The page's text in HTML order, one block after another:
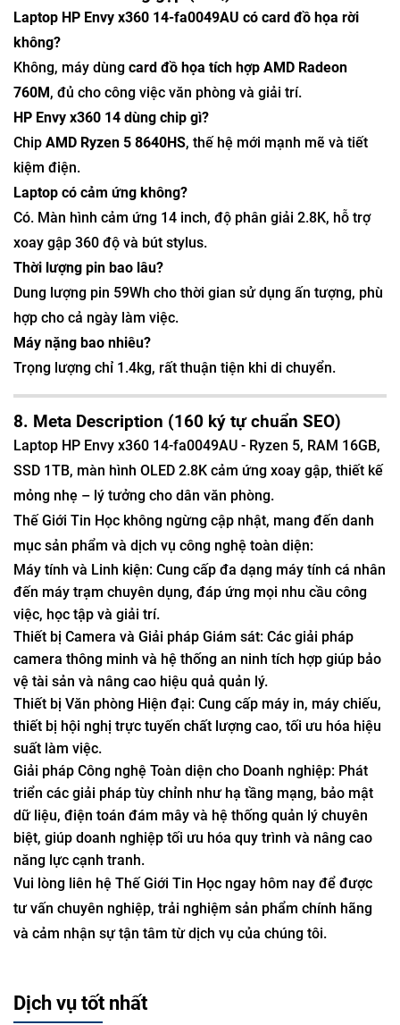
Laptop HP Envy x360 14-fa0049AU có card đồ họa rời
không?
Không, máy dùng card đồ họa tích hợp AMD Radeon
760M, đủ cho công việc văn phòng và giải trí.
HP Envy x360 14 dùng chip gì?
Chip AMD Ryzen 5 8640HS, thế hệ mới mạnh mẽ và tiết
kiệm điện.
Laptop có cảm ứng không?
Có. Màn hình cảm ứng 14 inch, độ phân giải 2.8K, hỗ trợ
xoay gập 360 độ và bút stylus.
Thời lượng pin bao lâu?
Dung lượng pin 59Wh cho thời gian sử dụng ấn tượng, phù
hợp cho cả ngày làm việc.
Máy nặng bao nhiêu?
Trọng lượng chỉ 1.4kg, rất thuận tiện khi di chuyển.
8. Meta Description (160 ký tự chuẩn SEO)
Laptop HP Envy x360 14-fa0049AU - Ryzen 5, RAM 16GB,
SSD 1TB, màn hình OLED 2.8K cảm ứng xoay gập, thiết kế
mỏng nhẹ – lý tưởng cho dân văn phòng.
Thế Giới Tin Học không ngừng cập nhật, mang đến danh
mục sản phẩm và dịch vụ công nghệ toàn diện:
Máy tính và Linh kiện: Cung cấp đa dạng máy tính cá nhân
đến máy trạm chuyên dụng, đáp ứng mọi nhu cầu công
việc, học tập và giải trí.
Thiết bị Camera và Giải pháp Giám sát: Các giải pháp
camera thông minh và hệ thống an ninh tích hợp giúp bảo
vệ tài sản và nâng cao hiệu quả quản lý.
Thiết bị Văn phòng Hiện đại: Cung cấp máy in, máy chiếu,
thiết bị hội nghị trực tuyến chất lượng cao, tối ưu hóa hiệu
suất làm việc.
Giải pháp Công nghệ Toàn diện cho Doanh nghiệp: Phát
triển các giải pháp tùy chỉnh như hạ tầng mạng, bảo mật
dữ liệu, điện toán đám mây và hệ thống quản lý chuyên
biệt, giúp doanh nghiệp tối ưu hóa quy trình và nâng cao
năng lực cạnh tranh.
Vui lòng liên hệ Thế Giới Tin Học ngay hôm nay để được
tư vấn chuyên nghiệp, trải nghiệm sản phẩm chính hãng
và cảm nhận sự tận tâm từ dịch vụ của chúng tôi.
Dịch vụ tốt nhất